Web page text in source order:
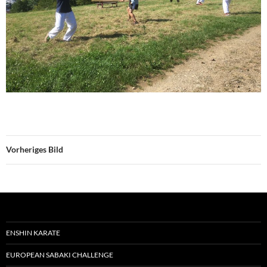
Vorheriges Bild
ENSHIN KARATE
EUROPEAN SABAKI CHALLENGE